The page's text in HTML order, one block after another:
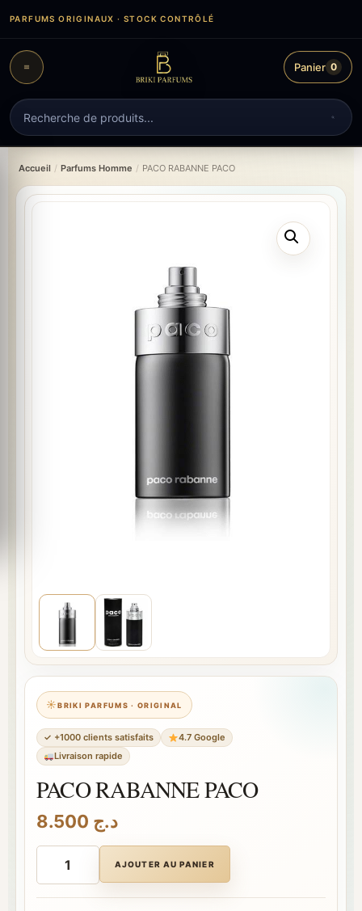
contenu
PARFUMS ORIGINAUX · STOCK CONTRÔLÉ
Recherche
de
produits
Panier 0
Accueil / Parfums Homme / PACO RABANNE PACO
BRIKI PARFUMS · ORIGINAL
✓ +1000 clients satisfaits
4.7 Google
Livraison rapide
PACO RABANNE PACO
د.ج
quantité
PACO
AJOUTER AU PANIER